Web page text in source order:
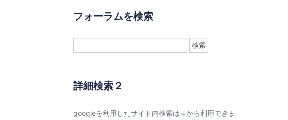
フォーラムを検索
詳細検索２
googleを利用したサイト内検索は↓から利用できま